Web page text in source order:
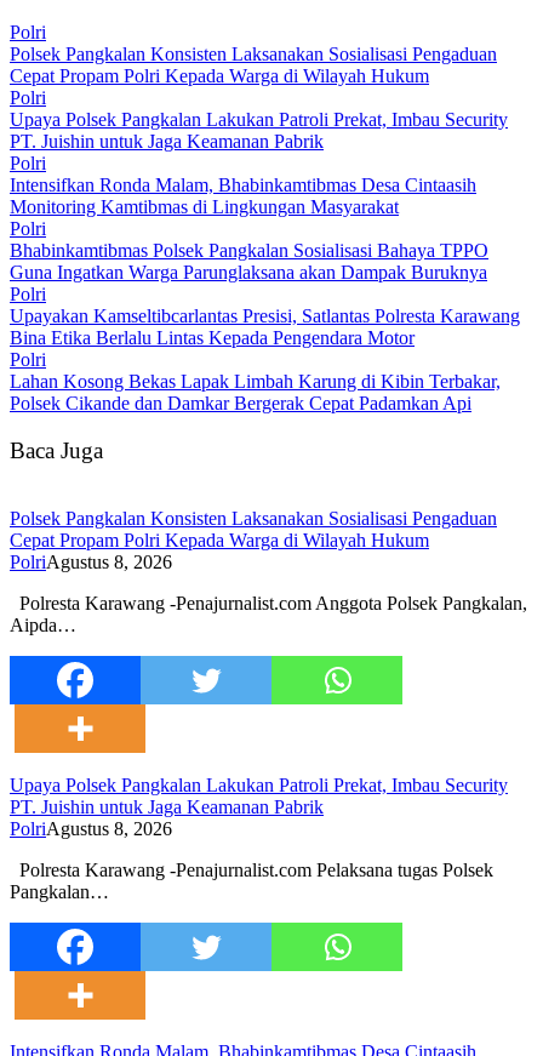
Polri
Polsek Pangkalan Konsisten Laksanakan Sosialisasi Pengaduan
Cepat Propam Polri Kepada Warga di Wilayah Hukum
Polri
Upaya Polsek Pangkalan Lakukan Patroli Prekat, Imbau Security
PT. Juishin untuk Jaga Keamanan Pabrik
Polri
Intensifkan Ronda Malam, Bhabinkamtibmas Desa Cintaasih
Monitoring Kamtibmas di Lingkungan Masyarakat
Polri
Bhabinkamtibmas Polsek Pangkalan Sosialisasi Bahaya TPPO
Guna Ingatkan Warga Parunglaksana akan Dampak Buruknya
Polri
Upayakan Kamseltibcarlantas Presisi, Satlantas Polresta Karawang
Bina Etika Berlalu Lintas Kepada Pengendara Motor
Polri
Lahan Kosong Bekas Lapak Limbah Karung di Kibin Terbakar,
Polsek Cikande dan Damkar Bergerak Cepat Padamkan Api
Baca Juga
Polsek Pangkalan Konsisten Laksanakan Sosialisasi Pengaduan
Cepat Propam Polri Kepada Warga di Wilayah Hukum
PolriAgustus 8, 2026
Polresta Karawang -Penajurnalist.com Anggota Polsek Pangkalan,
Aipda…
Upaya Polsek Pangkalan Lakukan Patroli Prekat, Imbau Security
PT. Juishin untuk Jaga Keamanan Pabrik
PolriAgustus 8, 2026
Polresta Karawang -Penajurnalist.com Pelaksana tugas Polsek
Pangkalan…